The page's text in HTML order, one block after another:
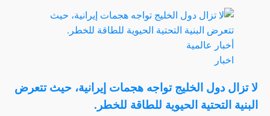
عن
روسيا
تقول
اضطراب
الحرب
في
أخبار عالمية
اخبار
لا تزال دول الخليج تواجه هجمات إيرانية، حيث تتعرض
البنية التحتية الحيوية للطاقة للخطر.